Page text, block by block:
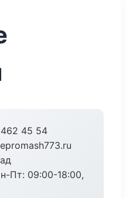
45 54
Пт: 09:00-18:00,